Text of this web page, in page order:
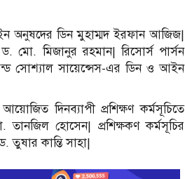
আইন অনুষদের ডিন মুহাম্মদ ইরফান আজিজ|
ড. মো. মিজানুর রহমান| রিসোর্স পার্সন
এন্ড সোশ্যাল সায়েন্সেস-এর ডিন ও আইন
দিনব্যাপী প্রশিক্ষণ কর্মসূচিতে
হোসেন| প্রশিক্ষকণ কর্মসূচির
তুষার কান্তি সাহা|